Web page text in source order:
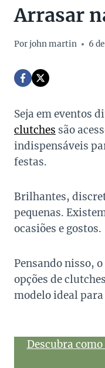
Arrasar
Porjohn martin 6
Seja em eventos
clutches são
indispensáveis
festas.
Brilhantes,
pequenas.
ocasiões e gostos.
Pensando nisso,
opções de
modelo ideal
Descubra